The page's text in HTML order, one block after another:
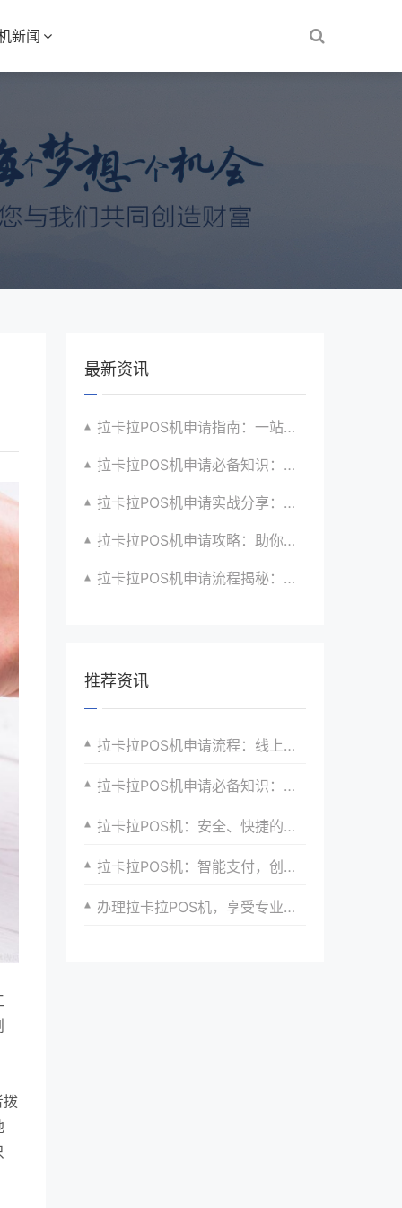
新闻
拨
最新资讯
拉卡拉POS机申请指南：一站式解决商户支付升级、智能化与创新需求
拉卡拉POS机申请必备知识：全面了解政策、市场、技术与创新趋势
拉卡拉POS机申请实战分享：如何借助支付创新技术提升商户运营效益与效率
拉卡拉POS机申请攻略：助你打造个性化、差异化支付体验以提升竞争力
拉卡拉POS机申请流程揭秘：紧跟支付技术创新步伐，抢占市场先机
推荐资讯
拉卡拉POS机申请流程：线上申请的优势
拉卡拉POS机申请必备知识：全面了解政策、市场、技术与创新趋势
拉卡拉POS机：安全、快捷的支付新选择
拉卡拉POS机：智能支付，创造新商机
办理拉卡拉POS机，享受专业支付解决方案